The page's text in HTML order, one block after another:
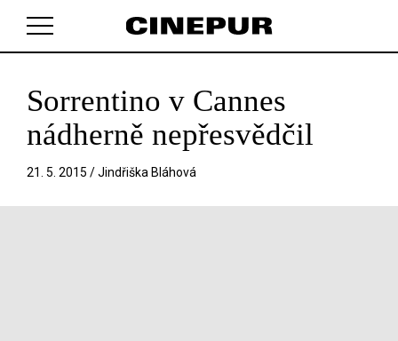
V košíku zatím nemáte žádné položky.
Sorrentino v Cannes
nádherně nepřesvědčil
21. 5. 2015 /Jindřiška Bláhová